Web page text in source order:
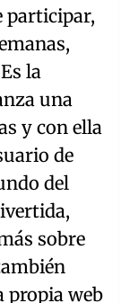
participar,
la
una
y con ella
de
del
sobre
propia web